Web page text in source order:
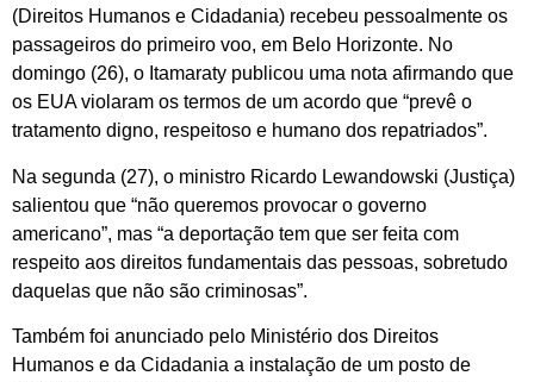
(Direitos Humanos e Cidadania) recebeu pessoalmente os
passageiros do primeiro voo, em Belo Horizonte. No
domingo (26), o Itamaraty publicou uma nota afirmando que
os EUA violaram os termos de um acordo que “prevê o
tratamento digno, respeitoso e humano dos repatriados”.
Na segunda (27), o ministro Ricardo Lewandowski (Justiça)
salientou que “não queremos provocar o governo
americano”, mas “a deportação tem que ser feita com
respeito aos direitos fundamentais das pessoas, sobretudo
daquelas que não são criminosas”.
Também foi anunciado pelo Ministério dos Direitos
Humanos e da Cidadania a instalação de um posto de